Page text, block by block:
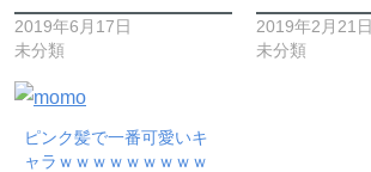
2019年6月17日
未分類
2019年2月21日
未分類
ピンク髪で一番可愛いキ
ャラｗｗｗｗｗｗｗｗｗ